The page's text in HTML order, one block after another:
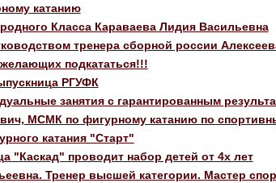
катанию
Класса Караваева Лидия Васильевна
тренера сборной россии
подкататься!!!
РГУФК
занятия с гарантированным
МСМК по фигурному катанию по
катания "Старт"
"Каскад" проводит набор детей от 4х лет
Тренер высшей категории. Мастер